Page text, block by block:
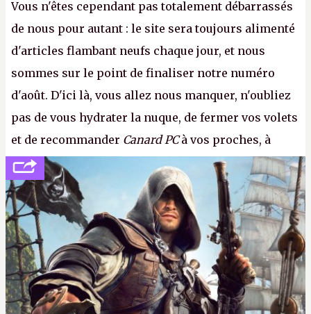
Vous n'êtes cependant pas totalement débarrassés
de nous pour autant : le site sera toujours alimenté
d'articles flambant neufs chaque jour, et nous
sommes sur le point de finaliser notre numéro
d'août. D'ici là, vous allez nous manquer, n'oubliez
pas de vous hydrater la nuque, de fermer vos volets
et de recommander Canard PCà vos proches, à
votre famille et aux inconnus que vous croisez
dans la rue. Bon été à tous ! –ER.